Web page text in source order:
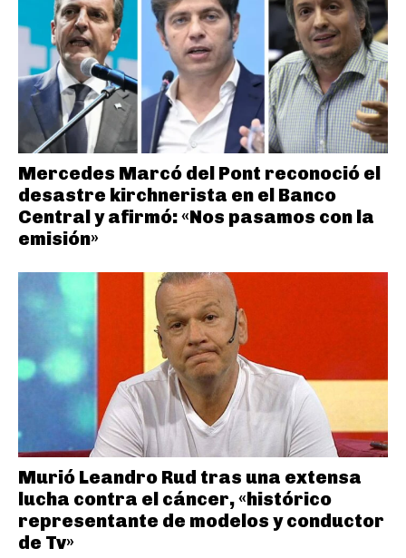
Mercedes Marcó del Pont reconoció el
desastre kirchnerista en el Banco
Central y afirmó: «Nos pasamos con la
emisión»
Murió Leandro Rud tras una extensa
lucha contra el cáncer, «histórico
representante de modelos y conductor
de Tv»